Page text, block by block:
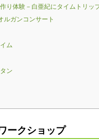
り体験－白亜紀にタイムトリッ
ルガンコンサート
ム
ン
ークショップ